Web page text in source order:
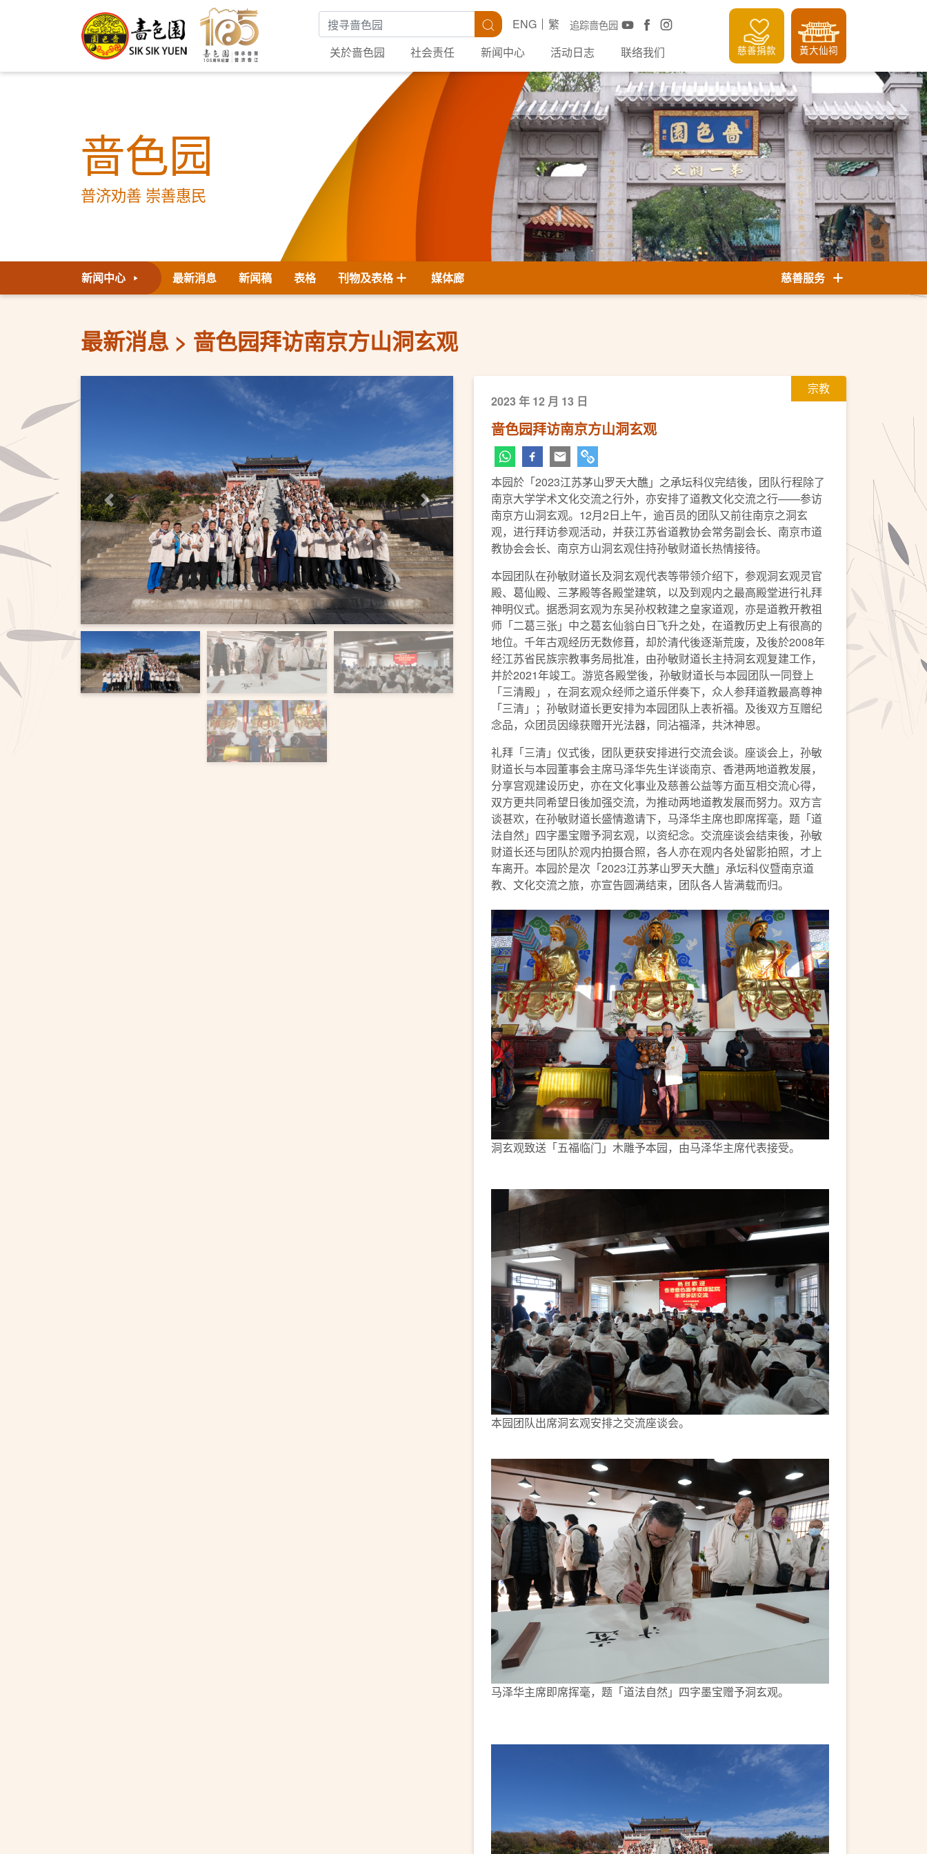
搜寻关键字 搜寻 追踪啬色园
ENG
繁
关於啬色园
社会责任 新闻中心 活动日志 联络我们 慈善捐款 黃大仙祠
啬色园
普济劝善 崇善惠民
新闻中心 最新消息 新闻稿 表格 刊物及表格 媒体廊 慈善服务
最新消息 啬色园拜访南京方山洞玄观
上一页 下一页
宗教
2023 年 12 月 13 日
啬色园拜访南京方山洞玄观
本园於「2023江苏茅山罗天大醮」之承坛科仪完结後，团队行程除了
南京大学学术文化交流之行外，亦安排了道教文化交流之行——参访
南京方山洞玄观。12月2日上午，逾百员的团队又前往南京之洞玄
观，进行拜访参观活动，并获江苏省道教协会常务副会长、南京市道
教协会会长、南京方山洞玄观住持孙敏财道长热情接待。
本园团队在孙敏财道长及洞玄观代表等带领介绍下，参观洞玄观灵官
殿、葛仙殿、三茅殿等各殿堂建筑，以及到观内之最高殿堂进行礼拜
神明仪式。据悉洞玄观为东吴孙权敕建之皇家道观，亦是道教开教祖
师「二葛三张」中之葛玄仙翁白日飞升之处，在道教历史上有很高的
地位。千年古观经历无数修葺，却於清代後逐渐荒废，及後於2008年
经江苏省民族宗教事务局批准，由孙敏财道长主持洞玄观复建工作，
并於2021年竣工。游览各殿堂後，孙敏财道长与本园团队一同登上
「三清殿」，在洞玄观众经师之道乐伴奏下，众人参拜道教最高尊神
「三清」；孙敏财道长更安排为本园团队上表祈福。及後双方互赠纪
念品，众团员因缘获赠开光法器，同沾福泽，共沐神恩。
礼拜「三清」仪式後，团队更获安排进行交流会谈。座谈会上，孙敏
财道长与本园董事会主席马泽华先生详谈南京、香港两地道教发展，
分享宫观建设历史，亦在文化事业及慈善公益等方面互相交流心得，
双方更共同希望日後加强交流，为推动两地道教发展而努力。双方言
谈甚欢，在孙敏财道长盛情邀请下，马泽华主席也即席挥毫，题「道
法自然」四字墨宝赠予洞玄观，以资纪念。交流座谈会结束後，孙敏
财道长还与团队於观内拍摄合照，各人亦在观内各处留影拍照，才上
车离开。本园於是次「2023江苏茅山罗天大醮」承坛科仪暨南京道
教、文化交流之旅，亦宣告圆满结束，团队各人皆满载而归。
洞玄观致送「五福临门」木雕予本园，由马泽华主席代表接受。
本园团队出席洞玄观安排之交流座谈会。
马泽华主席即席挥毫，题「道法自然」四字墨宝赠予洞玄观。